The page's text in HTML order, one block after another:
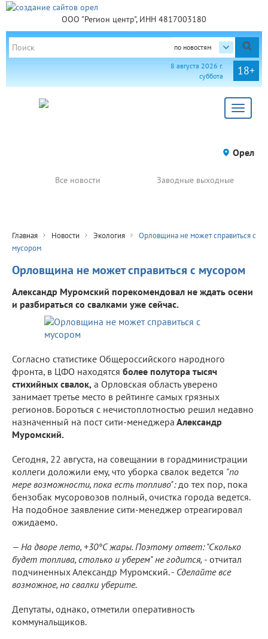
ООО "Регион центр", ИНН 4817003180
по новостям
18+
8 августа 2026 г.
суббота
Toggle
Орел
Все новости Заводные выходные
Главная Новости Экология
Орловщина не может справиться с
мусором
Орловщина не может справиться с мусором
Александр Муромский порекомендовал не ждать осени
и разбираться со свалками уже сейчас.
Согласно статистике Общероссийского народного
фронта, в ЦФО находятся более полутора тысяч
стихийных свалок, а Орловская область уверено
занимает третье место в рейтинге самых грязных
регионов. Бороться с нечистоплотностью решил недавно
назначенный на пост сити-менеджера Александр
Муромский.
Сегодня, 22 августа, на совещании в горадминистрации
коллеги доложили ему, что уборка свалок ведется "по
мере возможности, пока есть топливо":до тех пор, пока
бензобак мусоровозов полный, очистка города ведется.
На подобное заявление сити-менеджер отреагировал
ожидаемо.
— На дворе лето, +30°C жары. Поэтому ответ: "Сколько
будет топлива, столько и уберем" не годится, - отчитал
подчиненных Александр Муромский. - Сделайте все
возможное, но свалки уберите.
Депутаты, однако, отметили оперативность
коммунальщиков.